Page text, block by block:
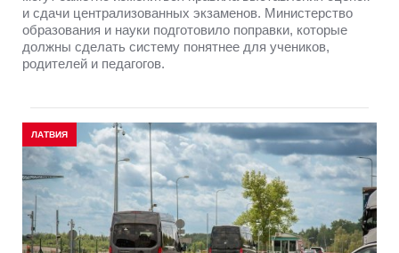
и сдачи централизованных экзаменов. Министерство
образования и науки подготовило поправки, которые
должны сделать систему понятнее для учеников,
родителей и педагогов.
ЛАТВИЯ